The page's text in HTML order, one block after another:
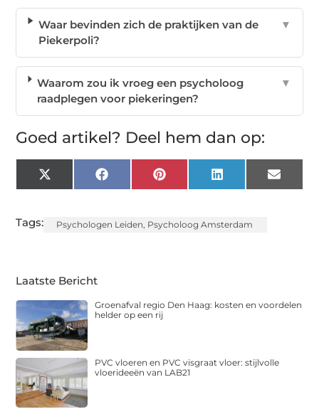
Waar bevinden zich de praktijken van de
Piekerpoli?
▼
Waarom zou ik vroeg een psycholoog
raadplegen voor piekeringen?
▼
Goed artikel? Deel hem dan op:
X
(Twitter)
FacebookPinterest LinkedIn Email
Tags: Psychologen Leiden, Psycholoog Amsterdam
Laatste Bericht
Groenafval regio Den Haag: kosten en voordelen
helder op een rij
PVC vloeren en PVC visgraat vloer: stijlvolle
vloerideeën van LAB21